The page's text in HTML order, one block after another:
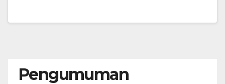
Pengumuman